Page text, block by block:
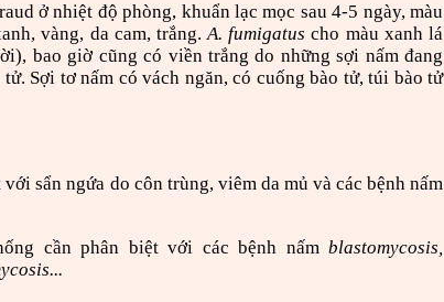
ở nhiệt độ phòng, khuẩn lạc mọc sau 4-5 ngày, màu
vàng, da cam, trắng.A. fumigatus cho màu xanh lá
bao giờ cũng có viền trắng do những sợi nấm đang
Sợi tơ nấm có vách ngăn, có cuống bào tử, túi bào tử
sẩn ngứa do côn trùng, viêm da mủ và các bệnh nấm
cần phân biệt với các bệnh nấm blastomycosis,